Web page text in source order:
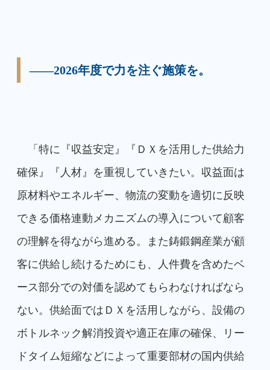
――2026年度で力を注ぐ施策を。
「特に『収益安定』『ＤＸを活用した供給力
確保』『人材』を重視していきたい。収益面は
原材料やエネルギー、物流の変動を適切に反映
できる価格連動メカニズムの導入について顧客
の理解を得ながら進める。また鋳鍛鋼産業が顧
客に供給し続けるためにも、人件費を含めたベ
ース部分での対価を認めてもらわなければなら
ない。供給面ではＤＸを活用しながら、設備の
ボトルネック解消投資や適正在庫の確保、リー
ドタイム短縮などによって重要部材の国内供給